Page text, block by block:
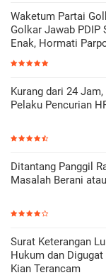
Waketum Partai
Golkar Jawab
Enak, Hormati
Kurang dari 24
Pelaku Pencurian
Ditantang Panggil
Masalah Berani
Surat Keterangan
Hukum dan
Kian Terancam